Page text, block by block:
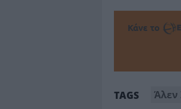
Κάνε το
TAGS Άλεν